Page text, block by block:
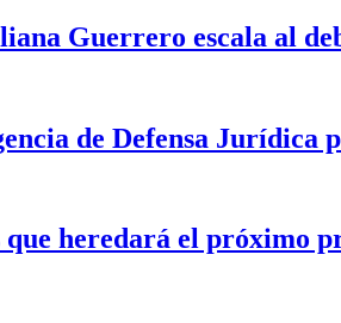
Guerrero escala al
de Defensa Jurídica
que heredará el próximo